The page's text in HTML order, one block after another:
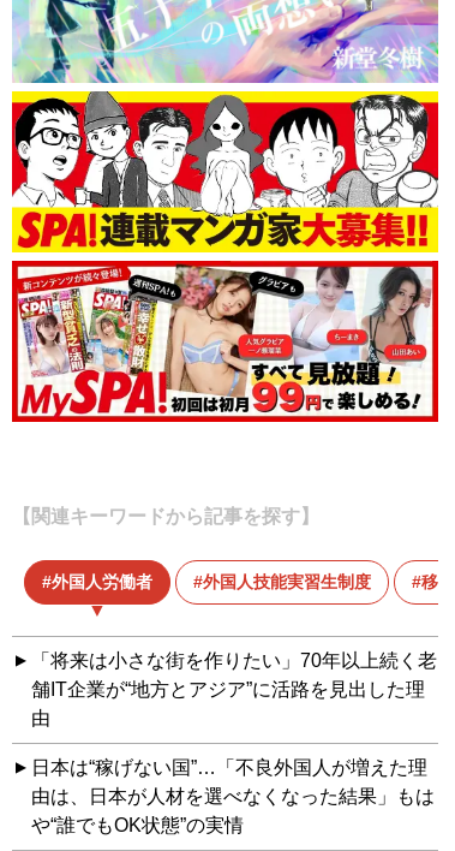
【関連キーワードから記事を探す】
外国人労働者 外国人技能実習生制度 移民
「将来は小さな街を作りたい」70年以上続く老
舗IT企業が“地方とアジア”に活路を見出した理
由
日本は“稼げない国”…「不良外国人が増えた理
由は、日本が人材を選べなくなった結果」もは
や“誰でもOK状態”の実情